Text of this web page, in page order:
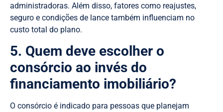
administradoras. Além disso, fatores como reajustes,
seguro e condições de lance também influenciam no
custo total do plano.
5. Quem deve escolher o
consórcio ao invés do
financiamento imobiliário?
O consórcio é indicado para pessoas que planejam